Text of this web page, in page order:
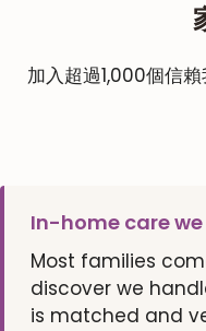
加入超過1,000個信
In-home care
Most families
discover we
is matched and